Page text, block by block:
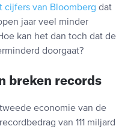
cijfers van Bloomberg dat
jaar veel minder
kan het dan toch dat de
doorgaat?
breken records
economie van de
van 111 miljard